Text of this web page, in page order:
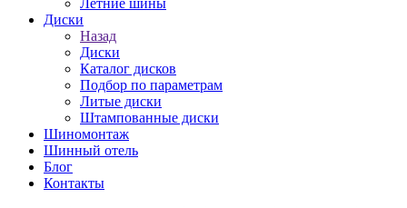
Летние шины
Диски
Назад
Диски
Каталог дисков
Подбор по параметрам
Литые диски
Штампованные диски
Шиномонтаж
Шинный отель
Блог
Контакты